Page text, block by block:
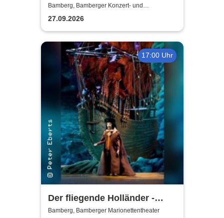
Borg und Gästen
Bamberg, Bamberger Konzert- und
Kongresshalle
27.09.2026
17:00 Uhr
Der fliegende Holländer -
Bamberger
Bamberg, Bamberger Marionettentheater